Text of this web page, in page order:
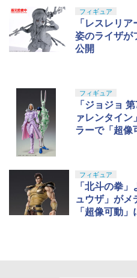
フィギュア
「レスレリ
姿のライザが
公開
フィギュア
「ジョジョ
ァレンタイン
ラーで「超像
フィギュア
「北斗の拳
ュウザ」がメ
「超像可動」